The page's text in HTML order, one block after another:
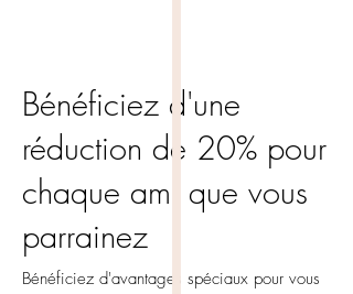
Bénéficiez d'une
réduction de 20% pour
chaque ami que vous
parrainez
Bénéficiez d'avantages spéciaux pour vous